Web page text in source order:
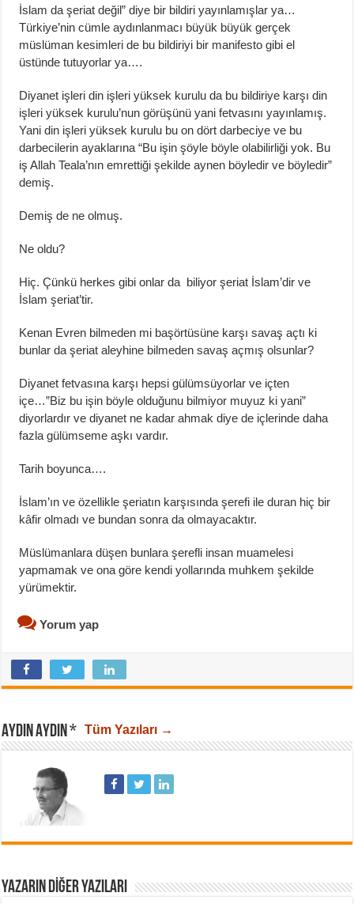
İslam da şeriat değil” diye bir bildiri yayınlamışlar ya…
Türkiye’nin cümle aydınlanmacı büyük büyük gerçek
müslüman kesimleri de bu bildiriyi bir manifesto gibi el
üstünde tutuyorlar ya….
Diyanet işleri din işleri yüksek kurulu da bu bildiriye karşı din
işleri yüksek kurulu’nun görüşünü yani fetvasını yayınlamış.
Yani din işleri yüksek kurulu bu on dört darbeciye ve bu
darbecilerin ayaklarına “Bu işin şöyle böyle olabilirliği yok. Bu
iş Allah Teala’nın emrettiği şekilde aynen böyledir ve böyledir”
demiş.
Demiş de ne olmuş.
Ne oldu?
Hiç. Çünkü herkes gibi onlar da biliyor şeriat İslam’dir ve
İslam şeriat’tir.
Kenan Evren bilmeden mi başörtüsüne karşı savaş açtı ki
bunlar da şeriat aleyhine bilmeden savaş açmış olsunlar?
Diyanet fetvasına karşı hepsi gülümsüyorlar ve içten
içe…”Biz bu işin böyle olduğunu bilmiyor muyuz ki yani”
diyorlardır ve diyanet ne kadar ahmak diye de içlerinde daha
fazla gülümseme aşkı vardır.
Tarih boyunca….
İslam’ın ve özellikle şeriatın karşısında şerefi ile duran hiç bir
kâfir olmadı ve bundan sonra da olmayacaktır.
Müslümanlara düşen bunlara şerefli insan muamelesi
yapmamak ve ona göre kendi yollarında muhkem şekilde
yürümektir.
Yorum yap
AYDIN AYDIN * Tüm Yazıları →
YAZARIN DIĞER YAZILARI